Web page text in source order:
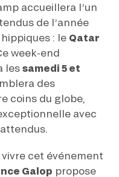
accueillera l’un
de l’année
: le Qatar
week-end
les samedi 5 et
des
coins du globe,
avec
cet événement
Galop propose